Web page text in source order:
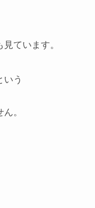
ています。
いう
。